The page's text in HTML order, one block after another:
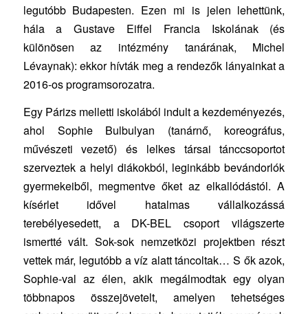
legutóbb Budapesten. Ezen mi is jelen lehettünk,
hála a Gustave Eiffel Francia Iskolának (és
különösen az intézmény tanárának, Michel
Lévaynak): ekkor hívták meg a rendezők lányainkat a
2016-os programsorozatra.
Egy Párizs melletti iskolából indult a kezdeményezés,
ahol Sophie Bulbulyan (tanárnő, koreográfus,
művészeti vezető) és lelkes társai tánccsoportot
szerveztek a helyi diákokból, leginkább bevándorlók
gyermekeiből, megmentve őket az elkallódástól. A
kísérlet idővel hatalmas vállalkozássá
terebélyesedett, a DK-BEL csoport világszerte
ismertté vált. Sok-sok nemzetközi projektben részt
vettek már, legutóbb a víz alatt táncoltak… S ők azok,
Sophie-val az élen, akik megálmodtak egy olyan
többnapos összejövetelt, amelyen tehetséges